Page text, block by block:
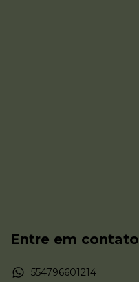
Entre em contato
554796601214